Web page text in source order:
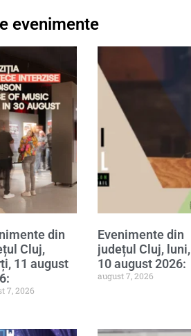
evenimente
din
Cluj,
11 august
7, 2026
Evenimente din
județul Cluj, luni,
10 august 2026:
august 7, 2026